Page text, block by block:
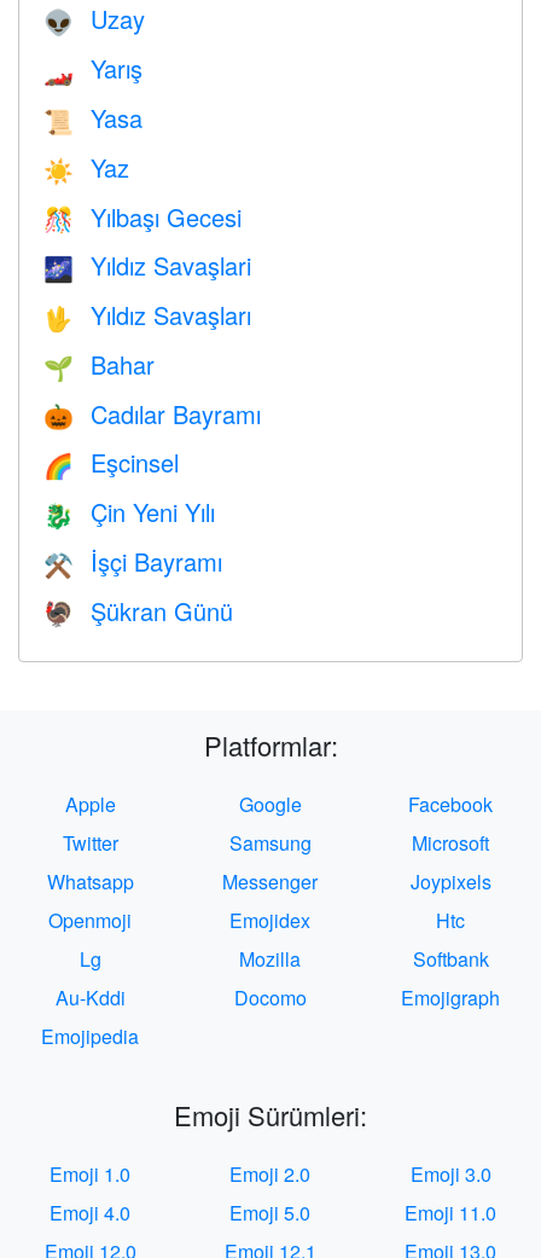
👽 Uzay
🏎 Yarış
📜 Yasa
☀️ Yaz
🎊 Yılbaşı Gecesi
🌌 Yıldız Savaşlari
🖖 Yıldız Savaşları
🌱 Bahar
🎃 Cadılar Bayramı
🌈 Eşcinsel
🐉 Çin Yeni Yılı
⚒️ İşçi Bayramı
🦃 Şükran Günü
Platformlar:
Apple Google
Facebook
Twitter
Samsung
Microsoft
Whatsapp
Messenger
Joypixels
Openmoji
Emojidex
Htc
Lg
Mozilla
Softbank
Au-Kddi
Docomo
Emojigraph
Emojipedia
Emoji Sürümleri:
Emoji 1.0 Emoji 2.0
Emoji 3.0
Emoji 4.0
Emoji 5.0
Emoji 11.0
Emoji 12.0
Emoji 12.1 Emoji 13.0